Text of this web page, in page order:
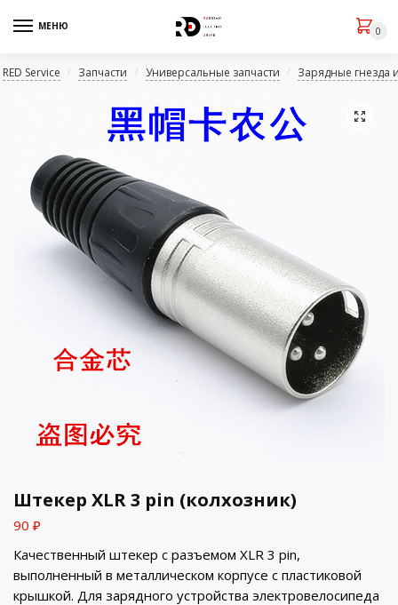
МЕНЮ 0
RED Service / Запчасти / Универсальные запчасти / Зарядные гнезда
🔍
Штекер XLR 3 pin (колхозник)
90 ₽
Качественный штекер с разъемом XLR 3 pin,
выполненный в металлическом корпусе с пластиковой
крышкой. Для зарядного устройства электровелосипеда